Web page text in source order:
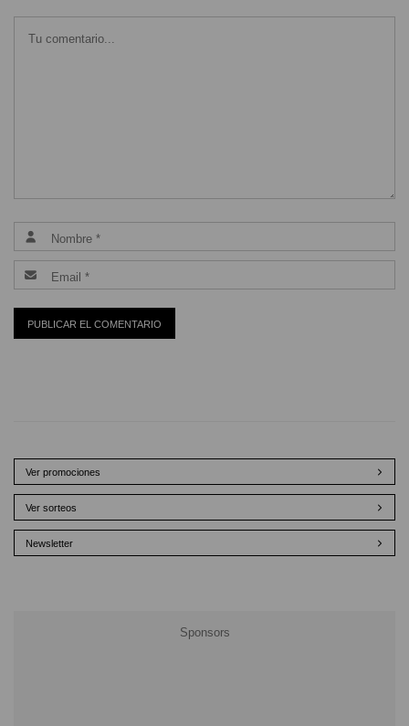
Ver promociones
Ver sorteos
Newsletter